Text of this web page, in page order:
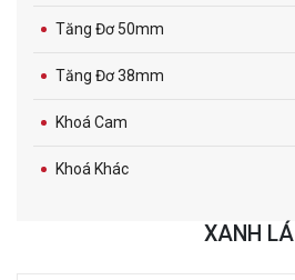
Tăng Đơ 50mm
Tăng Đơ 38mm
Khoá Cam
Khoá Khác
XANH LÁ